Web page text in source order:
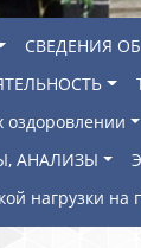
СВЕДЕНИЯ
оздоровлении
АНАЛИЗЫ
нагрузки на